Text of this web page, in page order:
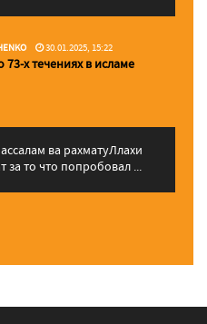
30.01.2025, 15:22
х течениях в исламе
за то что попробовал ...